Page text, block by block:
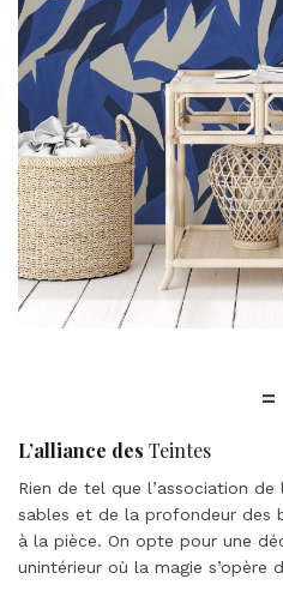
=
L’alliance des Teintes
Rien de tel que l’association
sables et de la profondeur des
à la pièce. On opte pour une
unintérieur où la magie s’opère